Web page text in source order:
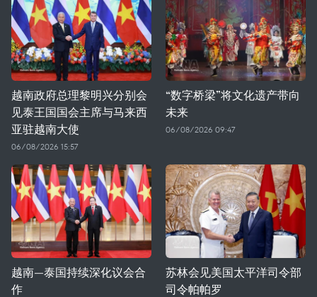
越南政府总理黎明兴分别会
见泰王国国会主席与马来西
亚驻越南大使
06/08/2026 15:57
“数字桥梁”将文化遗产带向
未来
06/08/2026 09:47
越南—泰国持续深化议会合
作
苏林会见美国太平洋司令部
司令帕帕罗